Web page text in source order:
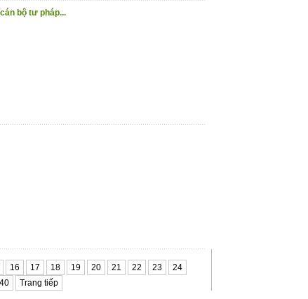
bộ tư pháp...
16 17 18 19 20 21 22 23
24
40 Trang tiếp